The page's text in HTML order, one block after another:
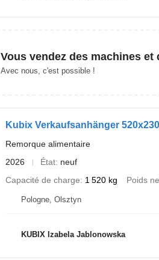
Vous vendez des machines et
Avec nous, c'est possible !
Kubix Verkaufsanhänger
Remorque alimentaire
2026
État neuf
Capacité de charge
1 520 kg Poids
Pologne, Olsztyn
KUBIX Izabela Jablonowska